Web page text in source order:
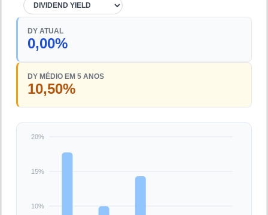
DY ATUAL
0,00%
DY MÉDIO EM 5 ANOS
10,50%
10%
15%
20%